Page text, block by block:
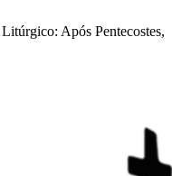
Após Pentecostes,